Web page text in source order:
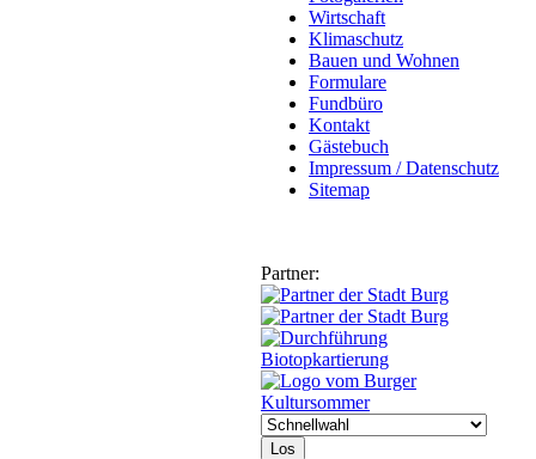
Wirtschaft
Klimaschutz
Bauen und Wohnen
Formulare
Fundbüro
Kontakt
Gästebuch
Impressum / Datenschutz
Sitemap
Partner:
Los